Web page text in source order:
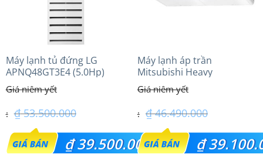
Máy lạnh tủ đứng LG
APNQ48GT3E4 (5.0Hp)
Inverter
₫53.500.000
Giá
gốc
₫39.500.000
Máy lạnh áp trần
Mitsubishi Heavy
FDE100VG (4.0Hp) Cao cấp
– 1 Pha
₫46.490.000
Giá
gốc
₫